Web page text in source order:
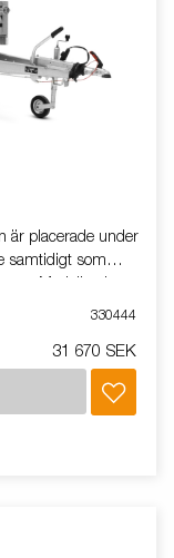
är placerade under
samtidigt som
Modellen har
ett brett utbud av
330444
31 670 SEK